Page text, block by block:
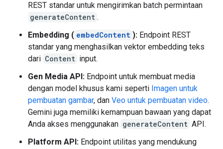
REST standar untuk mengirimkan batch permintaan
generateContent .
Embedding ( embedContent ): Endpoint REST
standar yang menghasilkan vektor embedding teks
dari Content input.
Gen Media API: Endpoint untuk membuat media
dengan model khusus kami seperti Imagen untuk
pembuatan gambar, dan Veo untuk pembuatan video.
Gemini juga memiliki kemampuan bawaan yang dapat
Anda akses menggunakan generateContent API.
Platform API: Endpoint utilitas yang mendukung